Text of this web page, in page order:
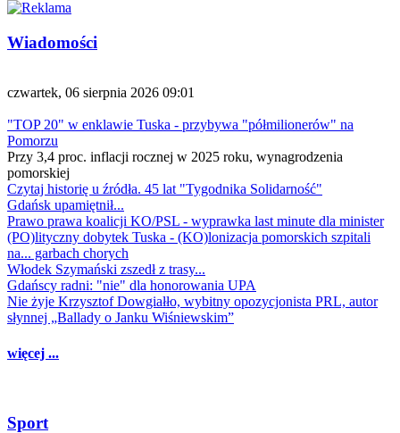
Wiadomości
czwartek, 06 sierpnia 2026 09:01
"TOP 20" w enklawie Tuska - przybywa "półmilionerów" na
Pomorzu
Przy 3,4 proc. inflacji rocznej w 2025 roku, wynagrodzenia
pomorskiej
Czytaj historię u źródła. 45 lat "Tygodnika Solidarność"
Gdańsk upamiętnił...
Prawo prawa koalicji KO/PSL - wyprawka last minute dla minister
(PO)lityczny dobytek Tuska - (KO)lonizacja pomorskich szpitali
na... garbach chorych
Włodek Szymański zszedł z trasy...
Gdańscy radni: "nie" dla honorowania UPA
Nie żyje Krzysztof Dowgiałło, wybitny opozycjonista PRL, autor
słynnej „Ballady o Janku Wiśniewskim”
więcej ...
Sport